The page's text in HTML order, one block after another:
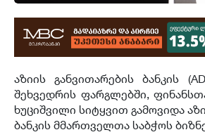
აზიის განვითარების ბანკის
შეხვედრის ფარგლებში,
ხუციშვილი სიტყვით გამოვიდა
ბანკის მმართველთა საბჭოს